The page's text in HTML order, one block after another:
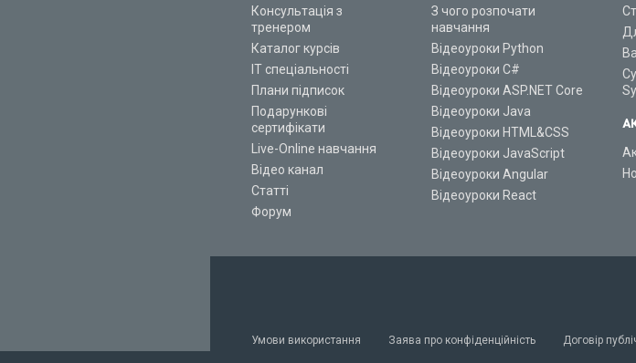
Консультація з
тренером
Каталог курсів
ІТ спеціальності
Плани підписок
Подарункові
сертифікати
Live-Online навчання
Відео канал
Статті
Форум
З чого розпочати
навчання
Відеоуроки Python
Відеоуроки C#
Відеоуроки ASP.NET Core
Відеоуроки Java
Відеоуроки HTML&CSS
Відеоуроки JavaScript
Відеоуроки Angular
Відеоуроки React
Умови використання Заява про конфіденційність Договір